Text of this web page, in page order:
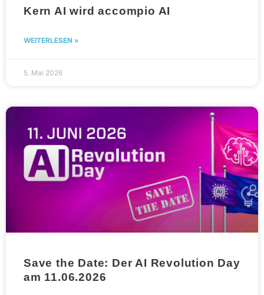
Kern AI wird accompio AI
WEITERLESEN »
5. Mai 2026
Save the Date: Der AI Revolution Day
am 11.06.2026